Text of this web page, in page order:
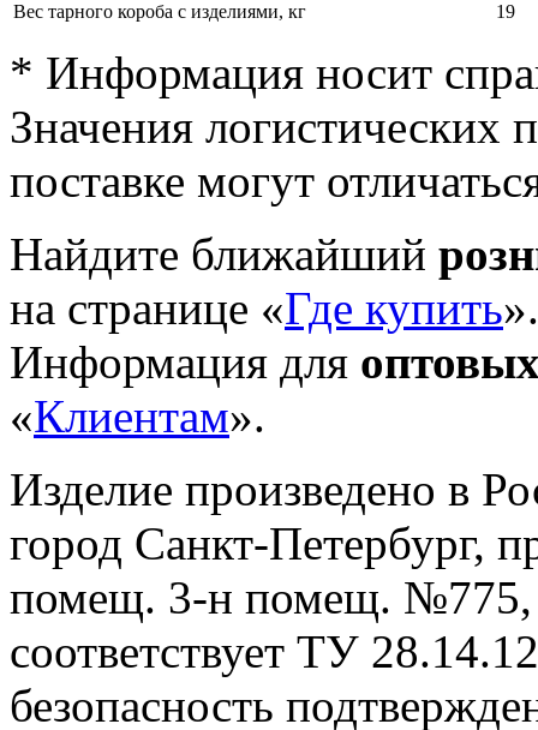
Вес тарного короба с изделиями, кг
19
* Информация носит
Значения логистических
поставке могут
Найдите ближайший
на странице «Где купить».
Информация для
«Клиентам».
Изделие произведено в
город Санкт-Петербург,
помещ. 3-н помещ. №775,
cоответствует ТУ
безопасность